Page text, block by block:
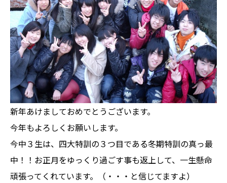
新年あけましておめでとうございます。
今年もよろしくお願いします。
今中３生は、四大特訓の３つ目である冬期特訓の真っ最
中！！お正月をゆっくり過ごす事も返上して、一生懸命
頑張ってくれています。（・・・と信じてますよ）